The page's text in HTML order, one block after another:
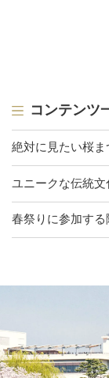
コンテンツ
絶対に見たい桜ま
ユニークな伝統文
春祭りに参加する